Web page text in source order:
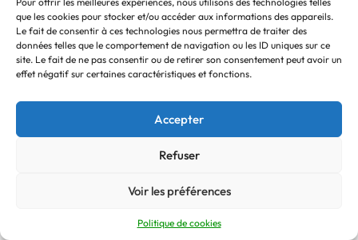
que les cookies pour stocker et/ou accéder aux informations des appareils.
Le fait de consentir à ces technologies nous permettra de traiter des
données telles que le comportement de navigation ou les ID uniques sur ce
site. Le fait de ne pas consentir ou de retirer son consentement peut avoir un
effet négatif sur certaines caractéristiques et fonctions.
Accepter
Refuser
Voir les préférences
Politique de cookies
LSDH LAITERIE DE VARENNES
Conditionnement de lait.